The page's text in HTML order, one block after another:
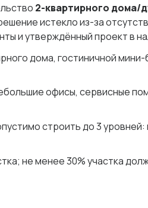
2-квартирного дома/
истекло из-за
и утверждённый проект в
дома, гостиничной мини-
офисы, сервисные
строить до 3 уровней:
не менее 30% участка